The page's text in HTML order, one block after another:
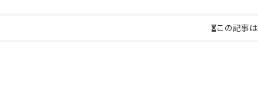
この記事